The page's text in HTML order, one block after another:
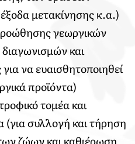
μετακίνησης κ.α.)
γεωργικών
και
να ευαισθητοποιηθεί
προϊόντα)
τομέα και
(για συλλογή και τήρηση
ζώων και καθιέρωση